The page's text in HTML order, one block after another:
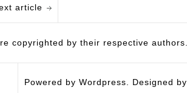
article
copyrighted by their respective authors.
Powered by Wordpress. Designed by